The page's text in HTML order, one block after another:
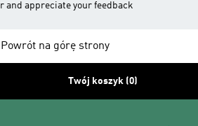
and appreciate your feedback
Powrót na górę strony
Twój koszyk (0)